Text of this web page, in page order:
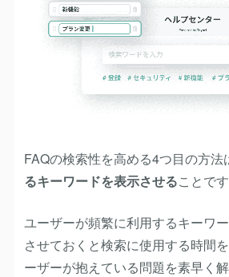
FAQの検索性を高める4つ目の方法
るキーワードを表示させることです
ユーザーが頻繁に利用するキーワ
させておくと検索に使用する時間
ーザーが抱えている問題を素早く